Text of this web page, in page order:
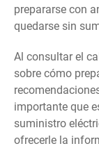
prepararse con
quedarse sin
Al consultar el
sobre cómo
importante que
suministro
ofrecerle la